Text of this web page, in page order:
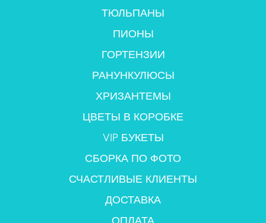
ТЮЛЬПАНЫ
ПИОНЫ
ГОРТЕНЗИИ
РАНУНКУЛЮСЫ
ХРИЗАНТЕМЫ
ЦВЕТЫ В КОРОБКЕ
VIP БУКЕТЫ
СБОРКА ПО ФОТО
СЧАСТЛИВЫЕ КЛИЕНТЫ
ДОСТАВКА